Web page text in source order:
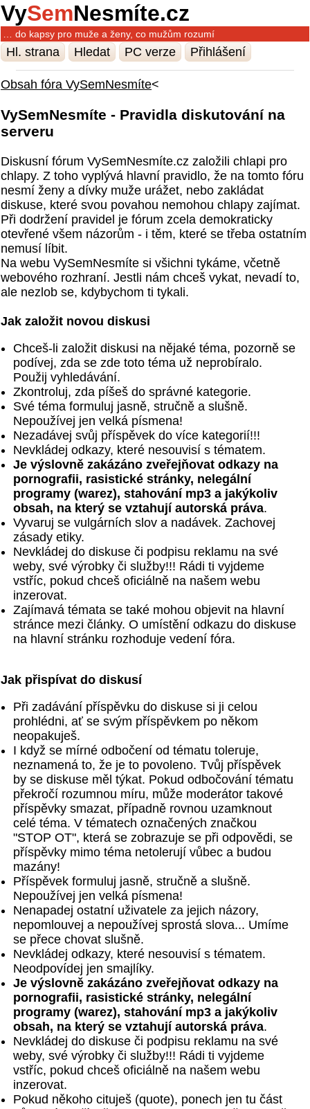
VySemNesmíte.cz
… do kapsy pro muže a ženy, co mužům rozumí
Hl. strana Hledat PC verze Přihlášení
Obsah fóra VySemNesmíte<
VySemNesmíte - Pravidla diskutování na
serveru
Diskusní fórum VySemNesmíte.cz založili chlapi pro
chlapy. Z toho vyplývá hlavní pravidlo, že na tomto fóru
nesmí ženy a dívky muže urážet, nebo zakládat
diskuse, které svou povahou nemohou chlapy zajímat.
Při dodržení pravidel je fórum zcela demokraticky
otevřené všem názorům - i těm, které se třeba ostatním
nemusí líbit.
Na webu VySemNesmíte si všichni tykáme, včetně
webového rozhraní. Jestli nám chceš vykat, nevadí to,
ale nezlob se, kdybychom ti tykali.
Jak založit novou diskusi
Chceš-li založit diskusi na nějaké téma, pozorně se
podívej, zda se zde toto téma už neprobíralo.
Použij vyhledávání.
Zkontroluj, zda píšeš do správné kategorie.
Své téma formuluj jasně, stručně a slušně.
Nepoužívej jen velká písmena!
Nezadávej svůj příspěvek do více kategorií!!!
Nevkládej odkazy, které nesouvisí s tématem.
Je výslovně zakázáno zveřejňovat odkazy na
pornografii, rasistické stránky, nelegální
programy (warez), stahování mp3 a jakýkoliv
obsah, na který se vztahují autorská práva.
Vyvaruj se vulgárních slov a nadávek. Zachovej
zásady etiky.
Nevkládej do diskuse či podpisu reklamu na své
weby, své výrobky či služby!!! Rádi ti vyjdeme
vstříc, pokud chceš oficiálně na našem webu
inzerovat.
Zajímavá témata se také mohou objevit na hlavní
stránce mezi články. O umístění odkazu do diskuse
na hlavní stránku rozhoduje vedení fóra.
Jak přispívat do diskusí
Při zadávání příspěvku do diskuse si ji celou
prohlédni, ať se svým příspěvkem po někom
neopakuješ.
I když se mírné odbočení od tématu toleruje,
neznamená to, že je to povoleno. Tvůj příspěvek
by se diskuse měl týkat. Pokud odbočování tématu
překročí rozumnou míru, může moderátor takové
příspěvky smazat, případně rovnou uzamknout
celé téma. V tématech označených značkou
"STOP OT", která se zobrazuje se při odpovědi, se
příspěvky mimo téma netolerují vůbec a budou
mazány!
Příspěvek formuluj jasně, stručně a slušně.
Nepoužívej jen velká písmena!
Nenapadej ostatní uživatele za jejich názory,
nepomlouvej a nepoužívej sprostá slova... Umíme
se přece chovat slušně.
Nevkládej odkazy, které nesouvisí s tématem.
Neodpovídej jen smajlíky.
Je výslovně zakázáno zveřejňovat odkazy na
pornografii, rasistické stránky, nelegální
programy (warez), stahování mp3 a jakýkoliv
obsah, na který se vztahují autorská práva.
Nevkládej do diskuse či podpisu reklamu na své
weby, své výrobky či služby!!! Rádi ti vyjdeme
vstříc, pokud chceš oficiálně na našem webu
inzerovat.
Pokud někoho cituješ (quote), ponech jen tu část